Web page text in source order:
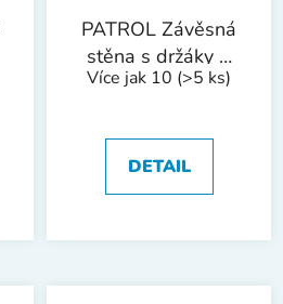
PATROL Závěsná
stěna s držáky 3
díly 1725x385 mm
Více jak 10 (>5 ks)
DETAIL